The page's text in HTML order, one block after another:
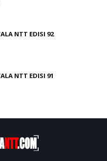
NTT EDISI 92
NTT EDISI 91